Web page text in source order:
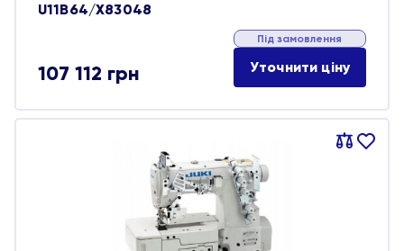
U11B64/X83048
107 112 грн
Під замовлення
Уточнити ціну
Порівняти
В